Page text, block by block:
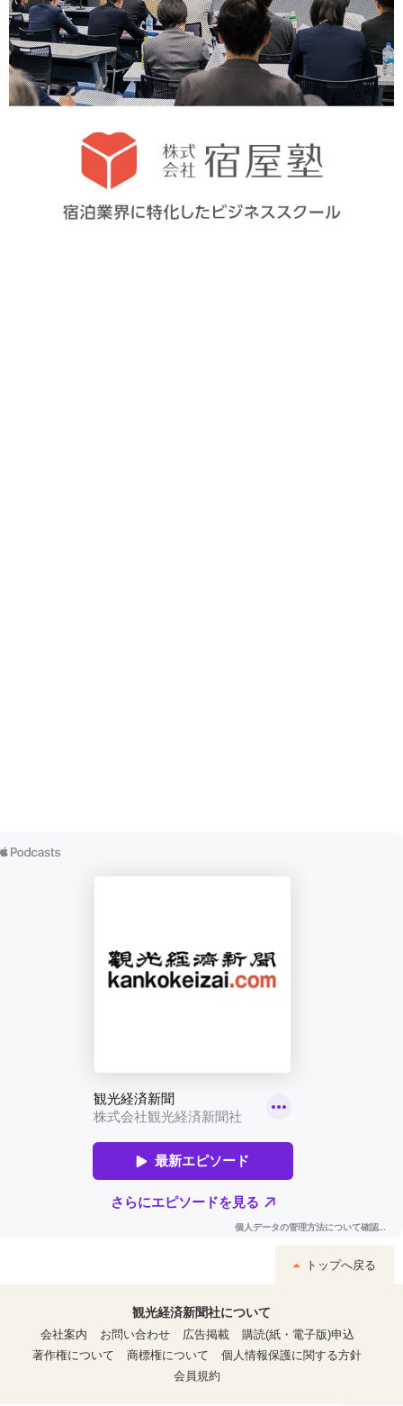
トップへ戻る
観光経済新聞社について
会社案内
お問い合わせ 広告掲載
購読(紙・電子版)申込
著作権について
商標権について
個人情報保護に関する方針
会員規約